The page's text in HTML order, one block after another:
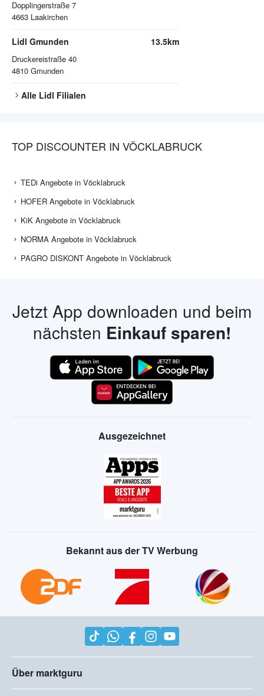
Dopplingerstraße 7
4663 Laakirchen
Lidl Gmunden
Druckereistraße 40
4810 Gmunden
13.5km
Alle Lidl Filialen
TOP DISCOUNTER IN VÖCKLABRUCK
TEDi Angebote in Vöcklabruck
HOFER Angebote in Vöcklabruck
KiK Angebote in Vöcklabruck
NORMA Angebote in Vöcklabruck
PAGRO DISKONT Angebote in Vöcklabruck
Jetzt App downloaden und beim
nächsten Einkauf sparen!
Ausgezeichnet
Bekannt aus der TV Werbung
Über marktguru